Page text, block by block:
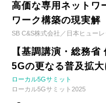
高価な専用ネットワ
ワーク構築の現実解
SB C&S株式会社／日本ヒュー
【基調講演・総務
5Gの更なる普及拡大
ローカル5Gサミット
ローカル5Gサミット2025